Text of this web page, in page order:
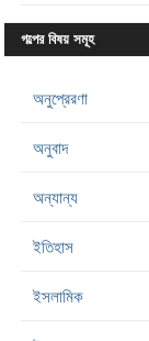
গল্পের বিষয় সমূহ
অনুপ্রেরণা
অনুবাদ
অন্যান্য
ইতিহাস
ইসলামিক